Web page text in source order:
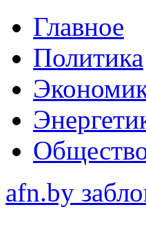
Главное
Политика
afn.by